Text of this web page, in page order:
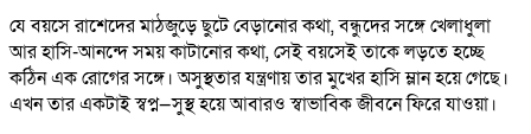
যে বয়সে রাশেদের মাঠজুড়ে ছুটে বেড়ানোর কথা, বন্ধুদের সঙ্গে খেলাধুলা
আর হাসি-আনন্দে সময় কাটানোর কথা, সেই বয়সেই তাকে লড়তে হচ্ছে
কঠিন এক রোগের সঙ্গে। অসুস্থতার যন্ত্রণায় তার মুখের হাসি ম্লান হয়ে গেছে।
এখন তার একটাই স্বপ্ন—সুস্থ হয়ে আবারও স্বাভাবিক জীবনে ফিরে যাওয়া।